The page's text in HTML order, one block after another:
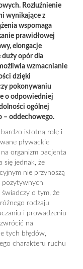
Rozluźnienie
wynikające z
wspomaga
prawidłowej
elongacje
duży opór dla
wzmacnianie
dzięki
pokonywaniu
o odpowiedniej
ogólnej
– oddechowego.
bardzo istotną rolę i
pływackie
organizm pacjenta
się jednak, że
nie przynoszą
pozytywnych
o tym, że
rodzaju
i prowadzeniu
na
tych błędów,
charakteru ruchu